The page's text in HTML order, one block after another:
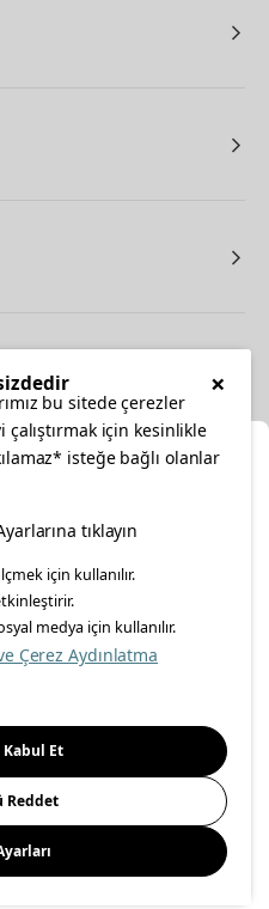
youtube
Gizlilik Politikası
size özel hizmet ve
seçin.
×
bu sitede çerezler
çalıştırmak için kesinlikle
isteğe bağlı olanlar
tıklayın
için kullanılır.
medya için kullanılır.
Çerez Aydınlatma
Et
Reddet